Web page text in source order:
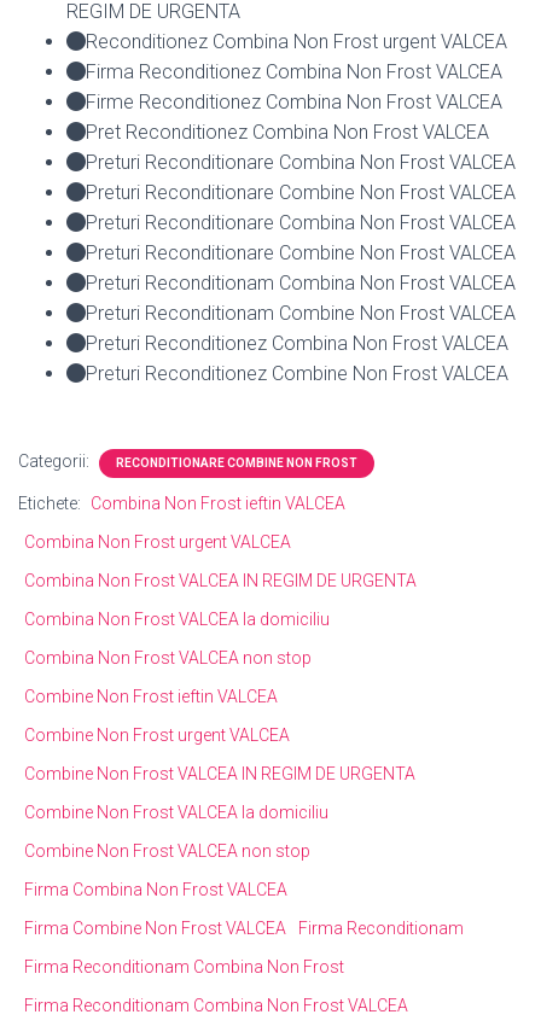
REGIM DE URGENTA
Reconditionez Combina Non Frost urgent VALCEA
Firma Reconditionez Combina Non Frost VALCEA
Firme Reconditionez Combina Non Frost VALCEA
Pret Reconditionez Combina Non Frost VALCEA
Preturi Reconditionare Combina Non Frost VALCEA
Preturi Reconditionare Combine Non Frost VALCEA
Preturi Reconditionare Combina Non Frost VALCEA
Preturi Reconditionare Combine Non Frost VALCEA
Preturi Reconditionam Combina Non Frost VALCEA
Preturi Reconditionam Combine Non Frost VALCEA
Preturi Reconditionez Combina Non Frost VALCEA
Preturi Reconditionez Combine Non Frost VALCEA
Categorii: RECONDITIONARE COMBINE NON FROST
Etichete:
Combina Non Frost ieftin VALCEA
Combina Non Frost urgent VALCEA
Combina Non Frost VALCEA IN REGIM DE URGENTA
Combina Non Frost VALCEA la domiciliu
Combina Non Frost VALCEA non stop
Combine Non Frost ieftin VALCEA
Combine Non Frost urgent VALCEA
Combine Non Frost VALCEA IN REGIM DE URGENTA
Combine Non Frost VALCEA la domiciliu
Combine Non Frost VALCEA non stop
Firma Combina Non Frost VALCEA
Firma Combine Non Frost VALCEA
Firma Reconditionam
Firma Reconditionam Combina Non Frost
Firma Reconditionam Combina Non Frost VALCEA